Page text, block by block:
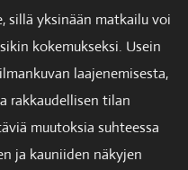
sillä yksinään matkailu voi
kokemukseksi. Usein
laajenemisesta,
rakkaudellisen tilan
muutoksia suhteessa
ja kauniiden näkyjen